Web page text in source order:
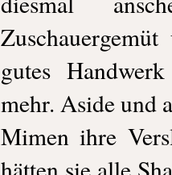
gutes
mehr. Aside und
Mimen ihre